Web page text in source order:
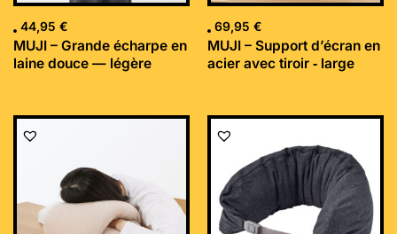
44,95 €
MUJI – Grande écharpe en
laine douce — légère
69,95 €
MUJI – Support d’écran en
acier avec tiroir ‐ large